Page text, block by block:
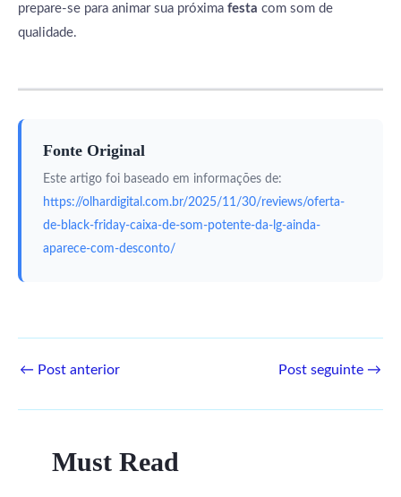
prepare-se para animar sua próxima festa com som de
qualidade.
Fonte Original
Este artigo foi baseado em informações de:
https://olhardigital.com.br/2025/11/30/reviews/oferta-
de-black-friday-caixa-de-som-potente-da-lg-ainda-
aparece-com-desconto/
← Post anterior Post seguinte →
Must Read